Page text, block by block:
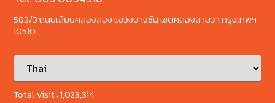
583/3 ถนนเลียบคลองสอง แขวงบางชัน เขตคลองสามวา กรุงเทพฯ
10510
Total Visit :1,023,314